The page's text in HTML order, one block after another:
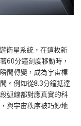
衛星系統，在這枚新
60分鐘刻度移動時，
間轉變，成為宇宙標
。例如從8.3分鐘抵達
弧線都對應真實的科
與宇宙秩序被巧妙地